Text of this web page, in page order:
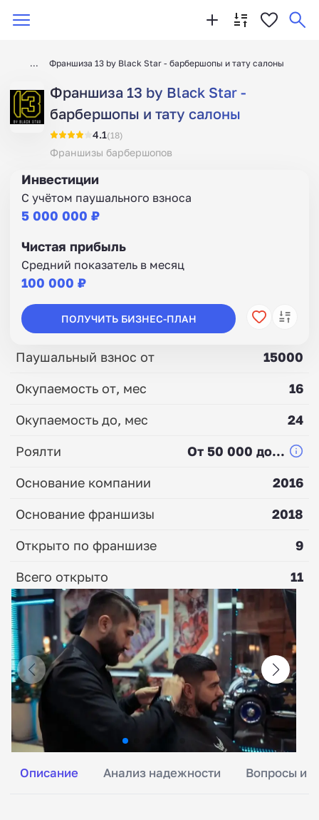
Франшиза 13 by Black Star - барбершопы и тату салоны
Франшиза 13 by Black Star -
барбершопы и тату салоны
4.1(18)
Франшизы барбершопов
Описание Анализ надежности Вопросы и
Инвестиции
С учётом паушального взноса
5 000 000 ₽
Чистая прибыль
Средний показатель в месяц
100 000 ₽
ПОЛУЧИТЬ БИЗНЕС-ПЛАН
Паушальный взнос от
15000
Окупаемость от, мес
16
Окупаемость до, мес
24
Роялти
От 50 000 до...
Основание компании
2016
Основание франшизы
2018
Открыто по франшизе
9
Всего открыто
11